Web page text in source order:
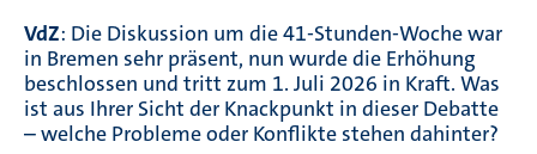
VdZ: Die Diskussion um die 41-Stunden-Woche war
in Bremen sehr präsent, nun wurde die Erhöhung
beschlossen und tritt zum 1. Juli 2026 in Kraft. Was
ist aus Ihrer Sicht der Knackpunkt in dieser Debatte
– welche Probleme oder Konflikte stehen dahinter?